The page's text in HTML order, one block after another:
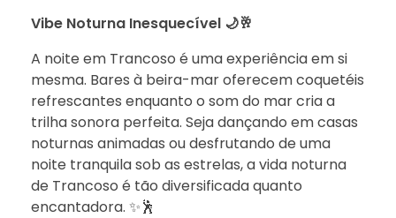
Vibe Noturna Inesquecível 🌙🥂
A noite em Trancoso é uma experiência em si
mesma. Bares à beira-mar oferecem coquetéis
refrescantes enquanto o som do mar cria a
trilha sonora perfeita. Seja dançando em casas
noturnas animadas ou desfrutando de uma
noite tranquila sob as estrelas, a vida noturna
de Trancoso é tão diversificada quanto
encantadora. ✨🕺